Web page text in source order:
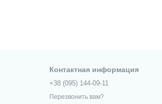
Контактная информация
+38 (095) 144-09-11
Перезвонить вам?